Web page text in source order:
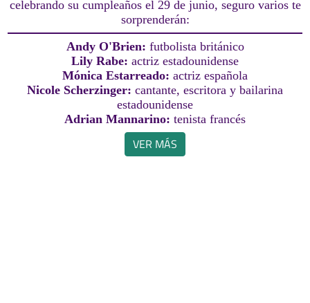
celebrando su cumpleaños el 29 de junio, seguro varios te
sorprenderán:
Andy O'Brien: futbolista británico
Lily Rabe: actriz estadounidense
Mónica Estarreado: actriz española
Nicole Scherzinger: cantante, escritora y bailarina
estadounidense
Adrian Mannarino: tenista francés
VER MÁS